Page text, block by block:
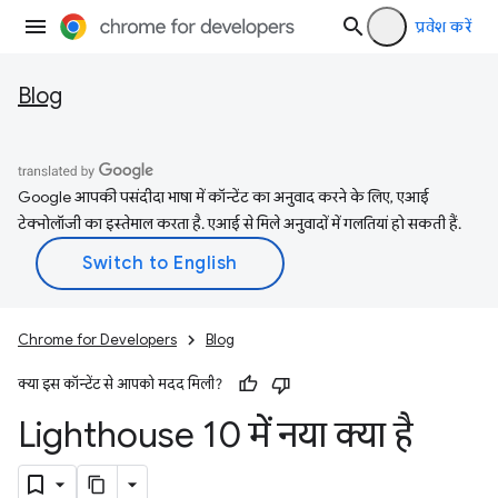
प्रवेश करें
Blog
Google आपकी पसंदीदा भाषा में कॉन्टेंट का अनुवाद करने के लिए, एआई
टेक्नोलॉजी का इस्तेमाल करता है. एआई से मिले अनुवादों में गलतियां हो सकती हैं.
Chrome for Developers Blog
क्या इस कॉन्टेंट से आपको मदद मिली?
Lighthouse 10 में नया क्या है